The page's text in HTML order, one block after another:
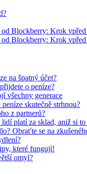
Blockberry: Krok
Blockberry: Krok
na špatný účet?
o peníze?
všechny generace
skutečně strhnou?
z partnerů?
platí za sklad, aniž si
Obraťte se na
které fungují!
omyl?